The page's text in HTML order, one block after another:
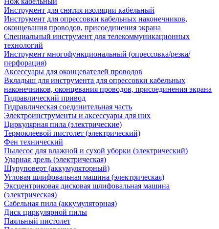
Инструмент для снятия изоляции кабельный
Инструмент для опрессовки кабельных наконечников,
оконцевания проводов, присоединения экрана
Специальный инструмент для телекоммуникационных
технологий
Инструмент многофункциональный (опрессовка/резка/
перфорация)
Аксессуары для оконцевателей проводов
Вкладыш для инструмента для опрессовки кабельных
наконечников, оконцевания проводов, присоединения экрана
Гидравлический привод
Гидравлическая соединительная часть
Электроинструменты и аксессуары для них
Циркулярная пила (электрические)
Термоклеевой пистолет (электрический)
Фен технический
Пылесос для влажной и сухой уборки (электрический)
Ударная дрель (электрическая)
Шуруповерт (аккумуляторный)
Угловая шлифовальная машина (электрическая)
Эксцентриковая дисковая шлифовальная машина
(электрическая)
Сабельная пила (аккумуляторная)
Диск циркулярной пилы
Паяльный пистолет